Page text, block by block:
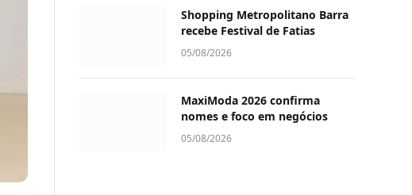
Shopping Metropolitano Barra
recebe Festival de Fatias
05/08/2026
MaxiModa 2026 confirma
nomes e foco em negócios
05/08/2026